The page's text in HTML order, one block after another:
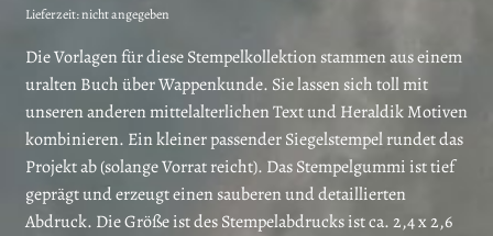
€5,40
Lieferzeit: nicht angegeben
Die Vorlagen für diese Stempelkollektion stammen aus einem
uralten Buch über Wappenkunde. Sie lassen sich toll mit
unseren anderen mittelalterlichen Text und Heraldik Motiven
kombinieren. Ein kleiner passender Siegelstempel rundet das
Projekt ab (solange Vorrat reicht). Das Stempelgummi ist tief
geprägt und erzeugt einen sauberen und detaillierten
Abdruck. Die Größe ist des Stempelabdrucks ist ca. 2,4 x 2,6